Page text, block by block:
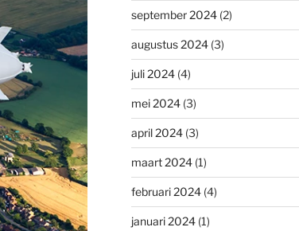
september 2024(2)
augustus 2024(3)
juli 2024(4)
mei 2024(3)
april 2024(3)
maart 2024(1)
februari 2024(4)
januari 2024(1)